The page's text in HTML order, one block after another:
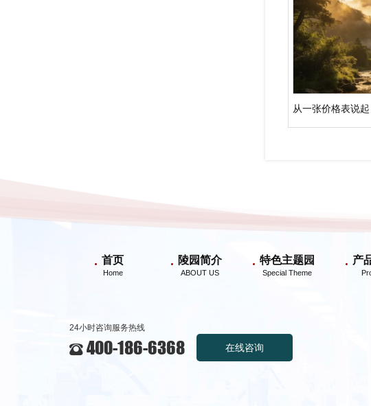
首页 陵园简介 特色主题园 产
24小时咨询服务热线
400-186-6368 在线咨询